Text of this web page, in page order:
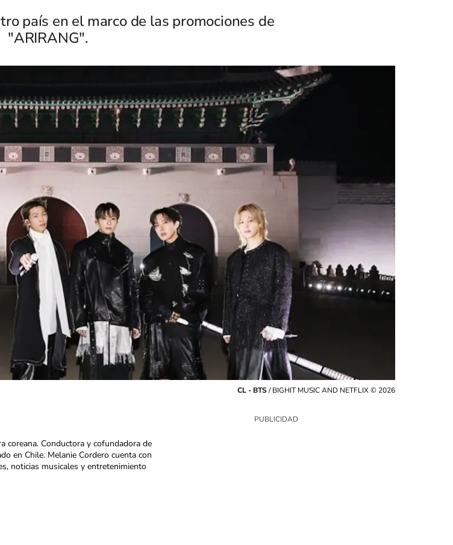
país en el marco de las promociones de
"ARIRANG".
CL - BTS/BIGHIT MUSIC AND NETFLIX © 2026
coreana. Conductora y cofundadora de
en Chile. Melanie Cordero cuenta con
noticias musicales y entretenimiento